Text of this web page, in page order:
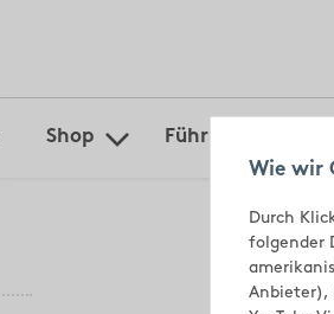
Shop Führungen
Wie wir
Durch
folgender
Anbieter),